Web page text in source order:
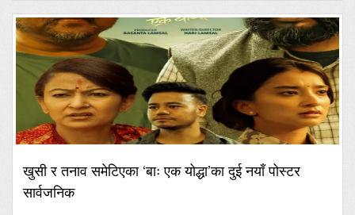
खुसी र तनाव समेटिएका ‘बाः एक योद्धा’का दुई नयाँ पोस्टर
सार्वजनिक